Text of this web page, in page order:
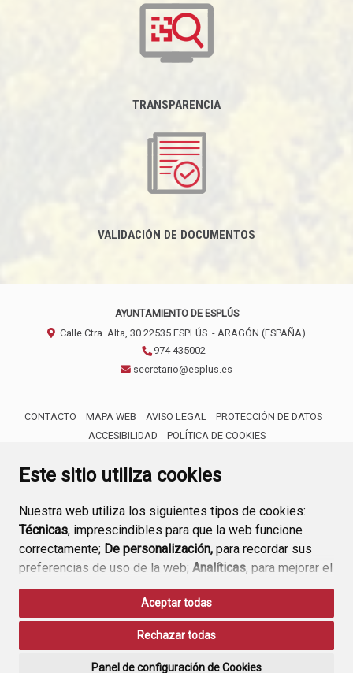
Este sitio utiliza cookies
Nuestra web utiliza los siguientes tipos de cookies:
Técnicas, imprescindibles para que la web funcione
correctamente; De personalización, para recordar sus
preferencias de uso de la web; Analíticas, para mejorar el
funcionamiento de la web y sus servicios.
Si acepta pulsando el botón“Aceptar todas”
consideramos que acepta su uso. Si pulsa el botón
Aceptar todas
Rechazar todas
Panel de configuración de Cookies
TRANSPARENCIA
VALIDACIÓN DE DOCUMENTOS
AYUNTAMIENTO DE ESPLÚS
Calle Ctra. Alta, 30 22535 ESPLÚS - ARAGÓN (ESPAÑA)
974 435002
secretario@esplus.es
CONTACTO MAPA WEB AVISO LEGAL
PROTECCIÓN DE DATOS
ACCESIBILIDAD
POLÍTICA DE COOKIES